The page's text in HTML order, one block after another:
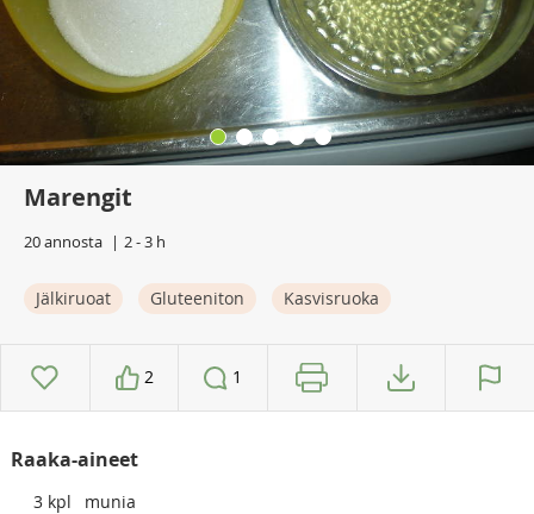
Marengit
20 annosta 2 - 3 h
Jälkiruoat Gluteeniton Kasvisruoka
2 1
Raaka-aineet
3 kpl
munia